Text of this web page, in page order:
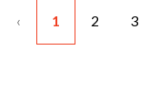
‹ 1 2 3